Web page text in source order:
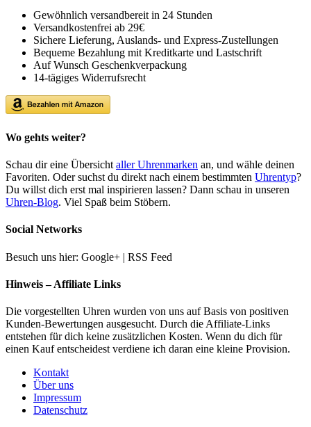
Gewöhnlich versandbereit in 24 Stunden
Versandkostenfrei ab 29€
Sichere Lieferung, Auslands- und Express-Zustellungen
Bequeme Bezahlung mit Kreditkarte und Lastschrift
Auf Wunsch Geschenkverpackung
14-tägiges Widerrufsrecht
Wo gehts weiter?
Schau dir eine Übersicht aller Uhrenmarken an, und wähle deinen
Favoriten. Oder suchst du direkt nach einem bestimmten Uhrentyp?
Du willst dich erst mal inspirieren lassen? Dann schau in unseren
Uhren-Blog. Viel Spaß beim Stöbern.
Social Networks
Besuch uns hier: Google+ | RSS Feed
Hinweis – Affiliate Links
Die vorgestellten Uhren wurden von uns auf Basis von positiven
Kunden-Bewertungen ausgesucht. Durch die Affiliate-Links
entstehen für dich keine zusätzlichen Kosten. Wenn du dich für
einen Kauf entscheidest verdiene ich daran eine kleine Provision.
Kontakt
Über uns
Impressum
Datenschutz